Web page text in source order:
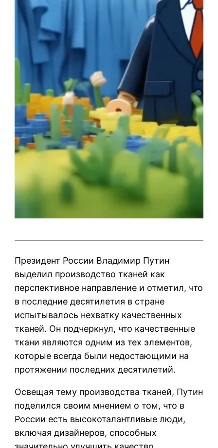
Президент России Владимир Путин
выделил производство тканей как
перспективное направление и отметил, что
в последние десятилетия в стране
испытывалось нехватку качественных
тканей. Он подчеркнул, что качественные
ткани являются одним из тех элементов,
которые всегда были недостающими на
протяжении последних десятилетий.
Освещая тему производства тканей, Путин
поделился своим мнением о том, что в
России есть высокоталантливые люди,
включая дизайнеров, способных